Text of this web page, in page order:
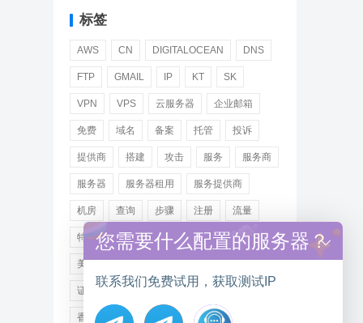
标签
AWS CN DIGITALOCEAN DNS
FTP GMAIL IP KT SK
VPN VPS 云服务器 企业邮箱
免费 域名 备案 托管 投诉
提供商 搭建 攻击 服务 服务商
服务器 服务器租用 服务提供商
机房 查询 步骤 注册 流量
特价 用户 租用 网站 网络
美国 美国服务器 美国服务器租用
证书 远程 选择 邮箱 阿里
香港服务器租用
您需要什么配置的服务器？
联系我们免费试用，获取测试IP